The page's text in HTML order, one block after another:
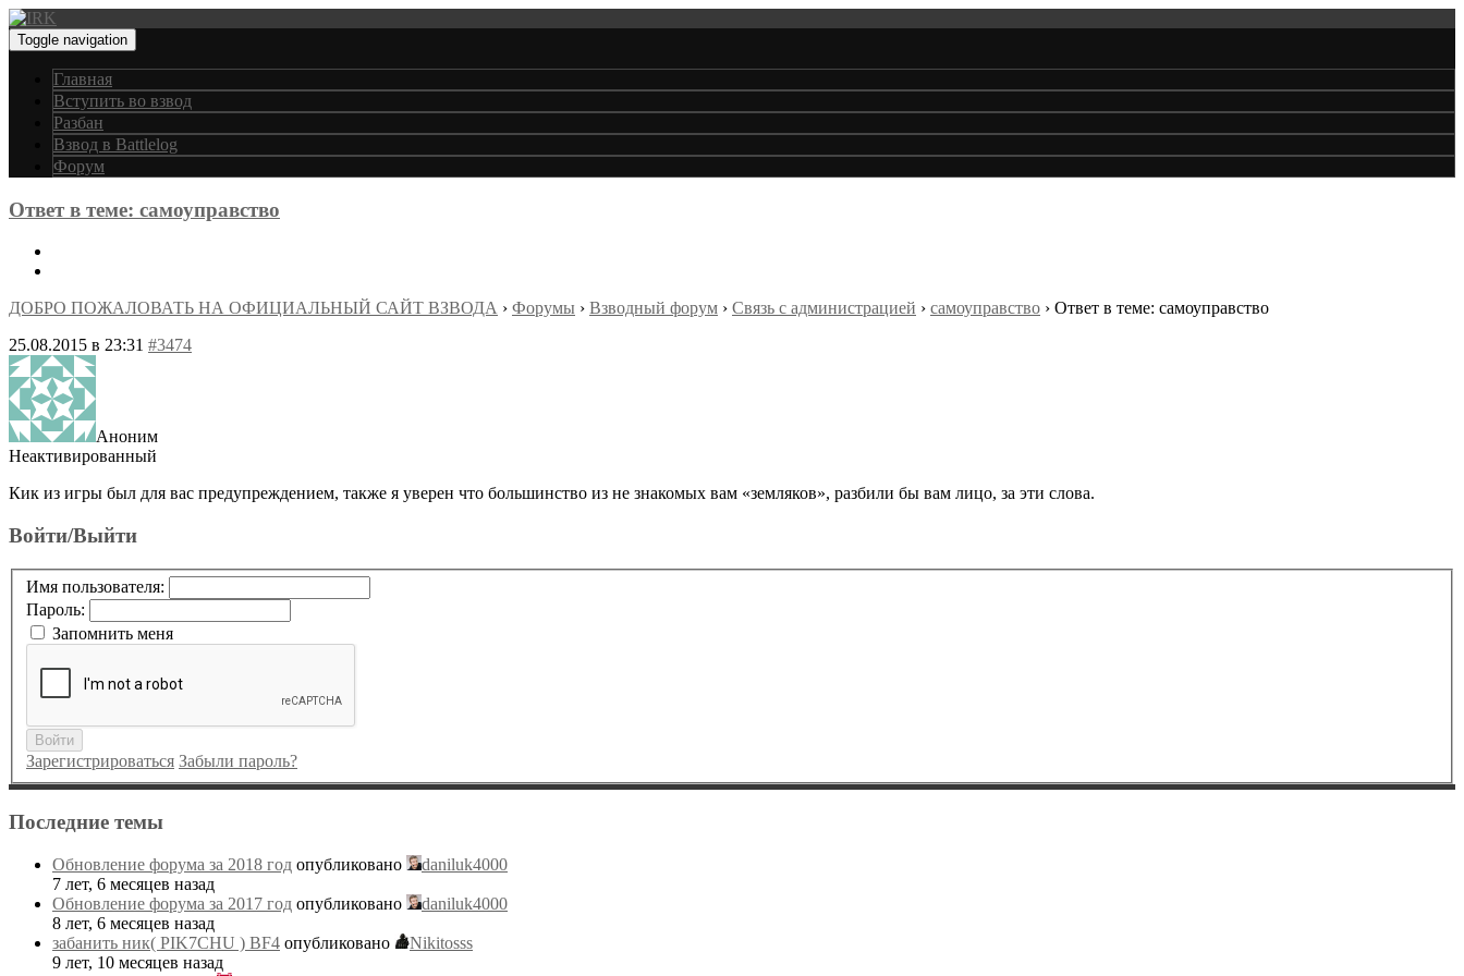
Toggle navigation
Главная
Вступить во взвод
Разбан
Взвод в Battlelog
Форум
Ответ в теме: самоуправство
ДОБРО ПОЖАЛОВАТЬ НА ОФИЦИАЛЬНЫЙ САЙТ ВЗВОДА › Форумы › Взводный форум › Связь с администрацией › самоуправство › Ответ в теме: самоуправство
25.08.2015 в 23:31 #3474
Аноним
Неактивированный
Кик из игры был для вас предупреждением, также я уверен что большинство из не знакомых вам «земляков», разбили бы вам лицо, за эти слова.
Войти/Выйти
Имя пользователя:
Пароль:
Запомнить меня
Войти
Зарегистрироваться Забыли пароль?
Последние темы
Обновление форума за 2018 год опубликовано
daniluk4000
7 лет, 6 месяцев назад
Обновление форума за 2017 год опубликовано
daniluk4000
8 лет, 6 месяцев назад
забанить ник( PIK7CHU ) BF4 опубликовано
Nikitosss
9 лет, 10 месяцев назад